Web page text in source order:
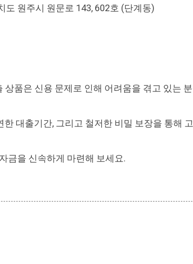
도 원주시 원문로 143, 602호 (단계동)
상품은 신용 문제로 인해 어려움을 겪고 있는
한 대출기간, 그리고 철저한 비밀 보장을 통해
금을 신속하게 마련해 보세요.